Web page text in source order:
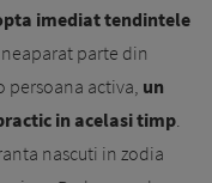
imediat tendintele
parte din
persoana activa, un
in acelasi timp.
nascuti in zodia